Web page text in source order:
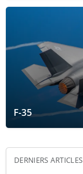
F-35
DERNIERS ARTICLES